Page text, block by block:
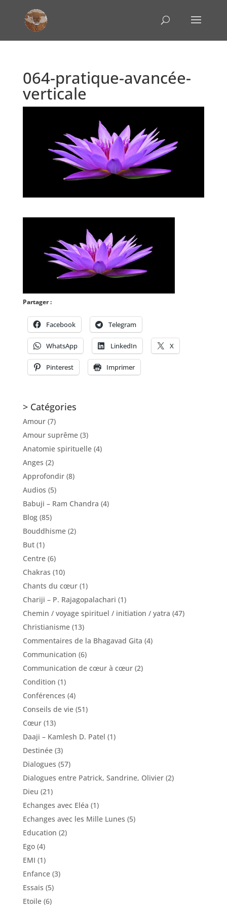
064-pratique-avancée-
verticale
Partager :
Facebook Telegram
WhatsApp LinkedIn X
Pinterest Imprimer
> Catégories
Amour(7)
Amour suprême(3)
Anatomie spirituelle(4)
Anges (2)
Approfondir(8)
Audios (5)
Babuji – Ram Chandra (4)
Blog(85)
Bouddhisme(2)
But(1)
Centre(6)
Chakras (10)
Chants du cœur(1)
Chariji – P. Rajagopalachari (1)
Chemin / voyage spirituel / initiation / yatra (47)
Christianisme(13)
Commentaires de la Bhagavad Gita (4)
Communication (6)
Communication de cœur à cœur(2)
Condition (1)
Conférences (4)
Conseils de vie(51)
Cœur(13)
Daaji – Kamlesh D. Patel (1)
Destinée(3)
Dialogues (57)
Dialogues entre Patrick, Sandrine, Olivier(2)
Dieu (21)
Echanges avec Eléa (1)
Echanges avec les Mille Lunes (5)
Education (2)
Ego(4)
EMI (1)
Enfance(3)
Essais (5)
Etoile(6)